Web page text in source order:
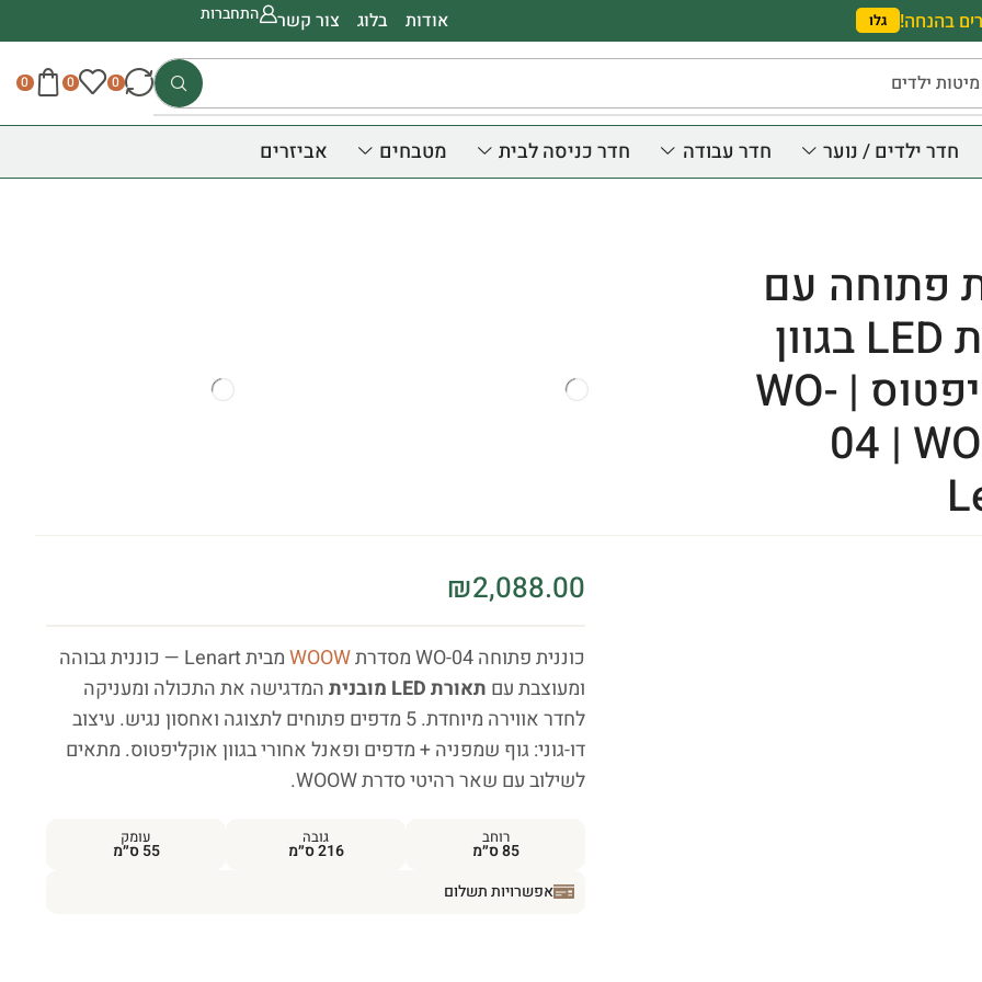
בהנחה! גלו אודות בלוג צור קשר התחברות
ילדים 0
0
0
חדר ילדים / נוער חדר עבודה חדר כניסה לבית מטבחים אביזרים
פתוחה עם
תאורת LED בגוון
אוקליפטוס | WO-
04 |
₪2,088.00
כוננית פתוחה WO-04 מסדרת WOOW
מבית Lenart — כוננית גבוהה
ומעוצבת עם תאורת LED מובנית
המדגישה את התכולה ומעניקה
לחדר אווירה מיוחדת. 5 מדפים פתוחים לתצוגה ואחסון נגיש. עיצוב
דו-גוני: גוף שמפניה + מדפים ופאנל אחורי בגוון אוקליפטוס. מתאים
לשילוב עם שאר רהיטי סדרת WOOW.
רוחב
85 ס״מ
גובה
216 ס״מ
עומק
55 ס״מ
אפשרויות תשלום